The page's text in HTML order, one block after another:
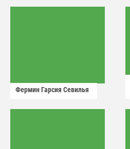
Фермин Гарсия Севилья